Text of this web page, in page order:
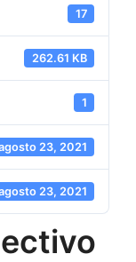
17
262.61 KB
1
23, 2021
23, 2021